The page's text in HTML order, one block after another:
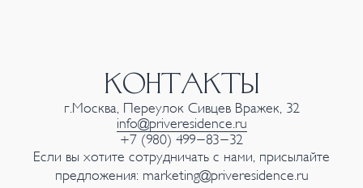
КОНТАКТЫ
г.Москва, Переулок Сивцев Вражек, 32
info@priveresidence.ru
+7 (980) 499-83-32
Если вы хотите сотрудничать с нами, присылайте
предложения: marketing@priveresidence.ru